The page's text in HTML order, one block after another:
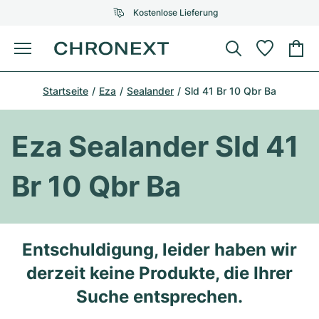
Kostenlose Lieferung
Menü
Uhr kaufen
AUSGEWÄHLTE MARKEN
Top-Modelle
Omega
Alle Omega Modelle
Top-Modelle
Patek Philippe
Alle Patek Philippe Modelle
Cartier
Certified Pre-Owned
Uhr verkaufen
AUSGEWÄHLTE MARKEN
Tiffany
Louis Vuitton
Van Cleef & Arpels
Neuzugänge
Startseite Eza Sealander Sld 41 Br 10 Qbr Ba
Eza Sealander Sld 41
Br 10 Qbr Ba
Entschuldigung, leider haben wir
derzeit keine Produkte, die Ihrer
Suche entsprechen.